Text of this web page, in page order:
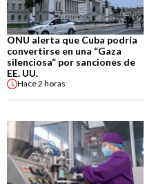
ONU alerta que Cuba podría
convertirse en una “Gaza
silenciosa” por sanciones de
EE. UU.
Hace2 horas